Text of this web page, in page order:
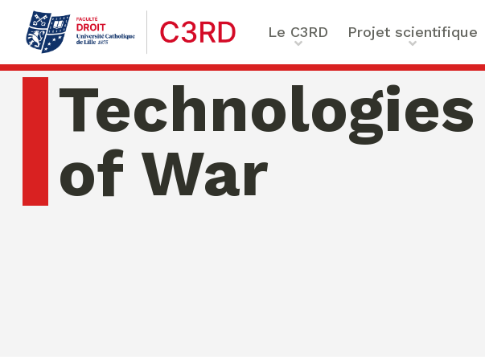
Le C3RD
Qui sommes-nous ?
Nos chercheurs
Chaire Enfance & familles
Projet scientifique
Le projet scientifique
Vulnérabilités
Numérique et Technologies
Articles
Technologies
of War